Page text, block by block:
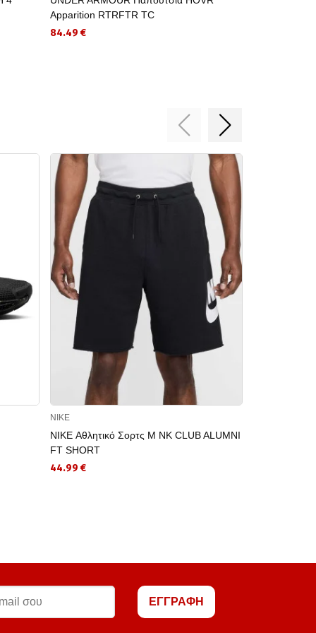
Apparition RTRFTR TC
84.49 €
NIKE
NIKE Αθλητικό Σορτς M NK CLUB ALUMNI
FT SHORT
44.99 €
ΕΓΓΡΑΦΗ